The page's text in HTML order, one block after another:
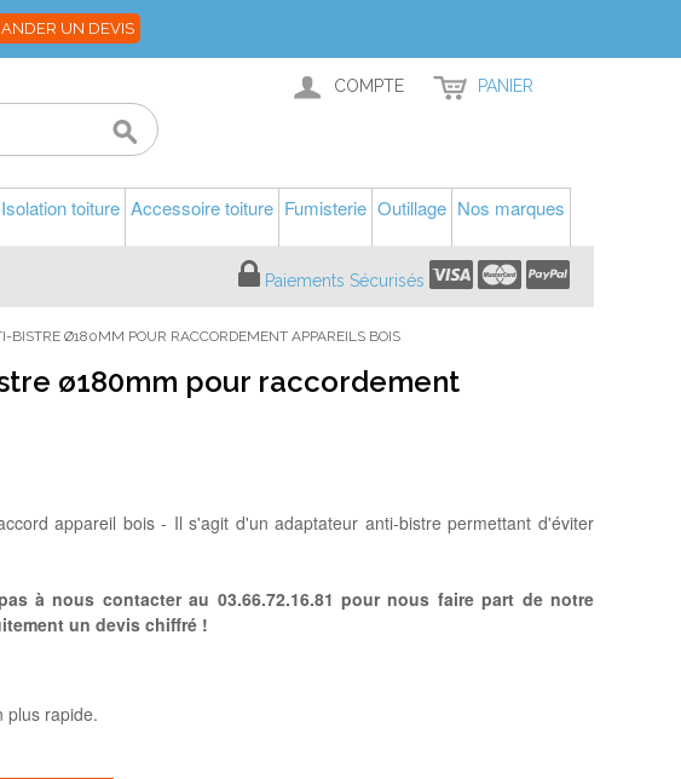
UN DEVIS
COMPTE PANIER
Isolation toiture Accessoire toiture Fumisterie Outillage Nos marques
Paiements Sécurisés
BISTRE Ø180MM POUR RACCORDEMENT APPAREILS BOIS
ø180mm pour raccordement
appareil bois - Il s'agit d'un adaptateur anti-bistre permettant d'éviter
à nous contacter au 03.66.72.16.81 pour nous faire part de notre
un devis chiffré !
plus rapide.